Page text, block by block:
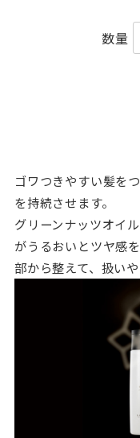
数量
ゴワつきやすい髪を
を持続させます。
グリーンナッツオイ
がうるおいとツヤ感
部から整えて、扱いや